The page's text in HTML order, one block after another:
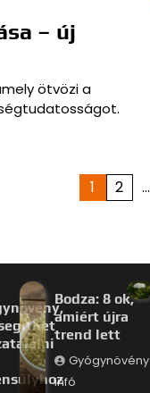
– új
ötvözi a
1 2 …
Bodza: 8 ok,
amiért újra
trend lett
Gyógynövény
infó